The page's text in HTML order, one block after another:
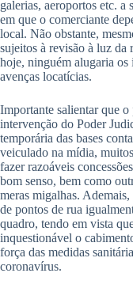
galerias, aeroportos etc. a
em que o comerciante
local. Não obstante,
sujeitos à revisão à luz da
hoje, ninguém alugaria os
avenças locatícias.
Importante salientar que o
intervenção do Poder
temporária das bases
veiculado na mídia,
fazer razoáveis
bom senso, bem como
meras migalhas.
de pontos de rua
quadro, tendo em vista
inquestionável o
força das medidas
coronavírus.